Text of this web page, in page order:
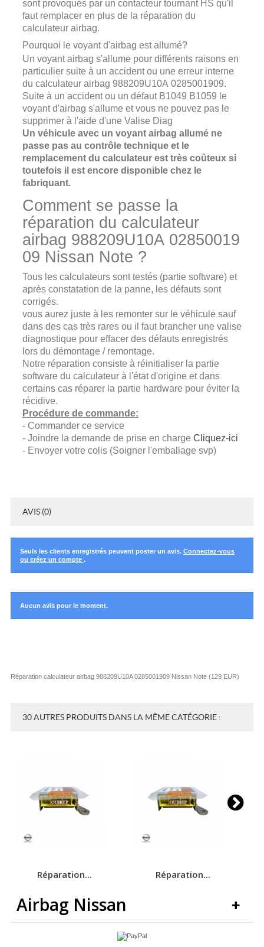
sont provoqués par un contacteur tournant HS qu'il
faut remplacer en plus de la réparation du
calculateur airbag.
Pourquoi le voyant d'airbag est allumé?
Un voyant airbag s'allume pour différents raisons en
particulier suite à un accident ou une erreur interne
du calculateur airbag 988209U10A 0285001909.
Suite à un accident ou un défaut B1049 B1059 le
voyant d'airbag s'allume et vous ne pouvez pas le
supprimer à l'aide d'une Valise Diag
Un véhicule avec un voyant airbag allumé ne
passe pas au contrôle technique et le
remplacement du calculateur est très coûteux si
toutefois il est encore disponible chez le
fabriquant.
Comment se passe la
réparation du calculateur
airbag 988209U10A 02850019
09 Nissan Note ?
Tous les calculateurs sont testés (partie software) et
après constatation de la panne, les défauts sont
corrigés.
vous aurez juste à les remonter sur le véhicule sauf
dans des cas très rares ou il faut brancher une valise
diagnostique pour effacer des défauts enregistrés
lors du démontage / remontage.
Notre réparation consiste à réinitialiser la partie
software du calculateur à l'état d'origine et dans
certains cas réparer la partie hardware pour éviter la
récidive.
Procédure de commande:
- Commander ce service
- Joindre la demande de prise en charge Cliquez-ici
- Envoyer votre colis (Soigner l'emballage svp)
AVIS (0)
Seuls les clients enregistrés peuvent poster un avis. Connectez-vous
ou créez un compte .
Aucun avis pour le moment.
Réparation calculateur airbag 988209U10A 0285001909 Nissan Note (129 EUR)
30 AUTRES PRODUITS DANS LA MÊME CATÉGORIE :
Réparation... Réparation...
Airbag Nissan